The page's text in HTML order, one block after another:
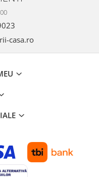
casa.ro